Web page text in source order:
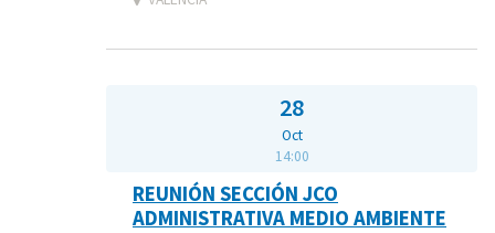
28
Oct
14:00
REUNIÓN SECCIÓN JCO
ADMINISTRATIVA MEDIO AMBIENTE